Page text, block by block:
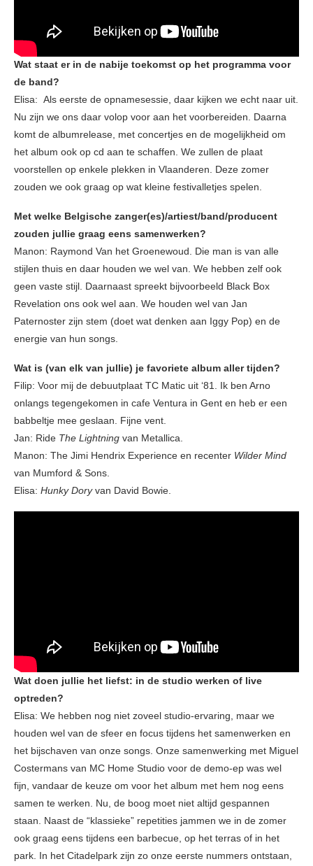
Wat staat er in de nabije toekomst op het programma voor
de band?
Elisa: Als eerste de opnamesessie, daar kijken we echt naar uit.
Nu zijn we ons daar volop voor aan het voorbereiden. Daarna
komt de albumrelease, met concertjes en de mogelijkheid om
het album ook op cd aan te schaffen. We zullen de plaat
voorstellen op enkele plekken in Vlaanderen. Deze zomer
zouden we ook graag op wat kleine festivalletjes spelen.
Met welke Belgische zanger(es)/artiest/band/producent
zouden jullie graag eens samenwerken?
Manon: Raymond Van het Groenewoud. Die man is van alle
stijlen thuis en daar houden we wel van. We hebben zelf ook
geen vaste stijl. Daarnaast spreekt bijvoorbeeld Black Box
Revelation ons ook wel aan. We houden wel van Jan
Paternoster zijn stem (doet wat denken aan Iggy Pop) en de
energie van hun songs.
Wat is (van elk van jullie) je favoriete album aller tijden?
Filip: Voor mij de debuutplaat TC Matic uit ‘81. Ik ben Arno
onlangs tegengekomen in cafe Ventura in Gent en heb er een
babbeltje mee geslaan. Fijne vent.
Jan: Ride The Lightning van Metallica.
Manon: The Jimi Hendrix Experience en recenter Wilder Mind
van Mumford & Sons.
Elisa: Hunky Doryvan David Bowie.
Wat doen jullie het liefst: in de studio werken of live
optreden?
Elisa: We hebben nog niet zoveel studio-ervaring, maar we
houden wel van de sfeer en focus tijdens het samenwerken en
het bijschaven van onze songs. Onze samenwerking met Miguel
Costermans van MC Home Studio voor de demo-ep was wel
fijn, vandaar de keuze om voor het album met hem nog eens
samen te werken. Nu, de boog moet niet altijd gespannen
staan. Naast de “klassieke” repetities jammen we in de zomer
ook graag eens tijdens een barbecue, op het terras of in het
park. In het Citadelpark zijn zo onze eerste nummers ontstaan,